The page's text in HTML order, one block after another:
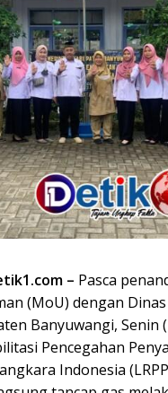
– Pasca
(MoU) dengan
Banyuwangi, Senin
Pencegahan
Indonesia